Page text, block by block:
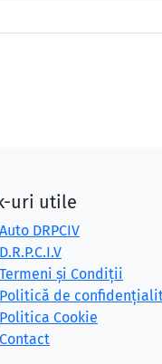
uri utile
Auto DRPCIV
D.R.P.C.I.V
Termeni și Condiții
Politică de
Politica Cookie
Contact